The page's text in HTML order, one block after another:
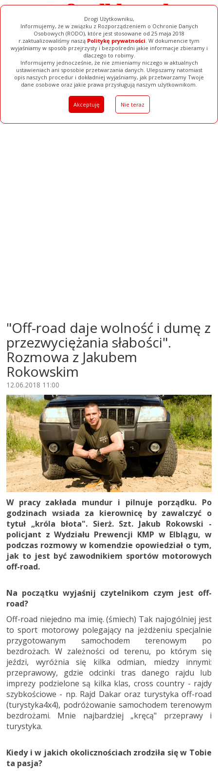
Drogi Użytkowniku,
Informujemy, że w związku z Rozporządzeniem o Ochronie Danych
Osobowych (RODO), które jest stosowane od 25 maja 2018
r.zaktualizowaliśmy naszą Politykę prywatności. W dokumencie tym
wyjaśniamy w sposób przejrzysty i bezpośredni jakie informacje zbieramy i
dlaczego to robimy.
Informujemy jednocześnie, że nie zmieniamy niczego w aktualnych
ustawieniach ani sposobie przetwarzania danych. Ulepszamy natomiast
opis naszych procedur i dokładniej wyjaśniamy, jak przetwarzamy Twoje
dane osobowe oraz jakie prawa przysługują naszym użytkownikom.
Akceptuję Nie teraz
Ogłoszenia Filmy Galerie Baza Firm Pełna Wersja
"Off-road daje wolność i dumę z
przezwyciężania słabości".
Rozmowa z Jakubem
Rokowskim
12.06.2018 11:00
W pracy zakłada mundur i pilnuje porządku. Po
godzinach wsiada za kierownicę by zawalczyć o
tytuł „króla błota". Sierż. Szt. Jakub Rokowski -
policjant z Wydziału Prewencji KMP w Elblągu, w
podczas rozmowy w komendzie opowiedział o tym,
jak to jest być zawodnikiem sportów motorowych
off-road.
Na początku wyjaśnij czytelnikom czym jest off-
road?
Off-road niejedno ma imię. (śmiech) Tak najogólniej jest
to sport motorowy polegający na jeżdżeniu specjalnie
przygotowanym samochodem terenowym po
bezdrożach. W zależności od terenu, po którym się
jeździ, wyróżnia się kilka odmian, miedzy innymi:
przeprawowy, gdzie odcinki tras danego rajdu lub
imprezy podzielone są kilka klas, cross country - rajdy
szybkościowe - np. Rajd Dakar oraz turystyka off-road
(turystyka4x4), podróżowanie samochodem terenowym
bezdrożami. Mnie najbardziej „kręcą" przeprawy i
turystyka.
Kiedy i w jakich okolicznościach zrodziła się w Tobie
ta pasja?